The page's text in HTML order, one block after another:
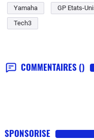
Yamaha GP Etats-
Tech3
COMMENTAIRES ()
SPONSORISE